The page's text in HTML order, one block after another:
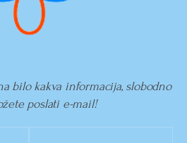
bilo kakva informacija, slobodno
poslati e-mail!